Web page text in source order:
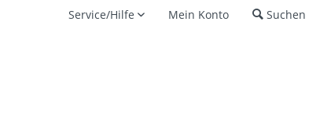
Service/Hilfe Mein Konto Suchen